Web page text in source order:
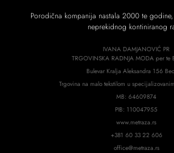
Porodična kompanija nastala 2000 te
neprekidnog kontiniranog
IVANA DAMJANOVIĆ PR
TRGOVINSKA RADNJA MODA per te
Bulevar Kralja Aleksandra 156
Trgovina na malo tekstilom u
MB: 64609874
PIB: 110047955
www.metraza.rs
+381 60 33 22 606
office@metraza.rs